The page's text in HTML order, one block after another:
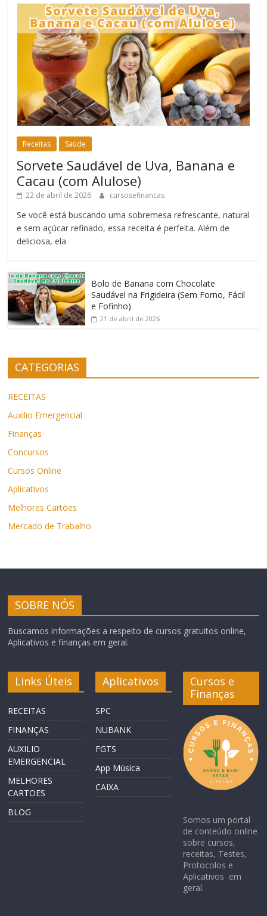
Receitas Saúde
Sorvete Saudável de Uva, Banana e
Cacau (com Alulose)
22 de abril de 2026 cursosefinancas
Se você está buscando uma sobremesa refrescante, natural
e sem açúcar refinado, essa receita é perfeita. Além de
deliciosa, ela
Bolo de Banana com Chocolate
Saudável na Frigideira (Sem Forno, Fácil
e Fofinho)
21 de abril de 2026
CATEGORIAS
RECEITAS
Auxilio Emergencial
Finanças
Concursos
Cursos Online
Aplicativos
Melhores Cartões
Mercado de Trabalho
SOBRE NÓS
Buscamos informações a respeito de cursos gratuitos online,
Aplicativos e finanças em geral.
Links Úteis
RECEITAS
FINANÇAS
AUXILIO
EMERGENCIAL
MELHORES
CARTOES
BLOG
Aplicativos
SPC
NUBANK
FGTS
App Música
CAIXA
Cursos e
Finanças
Somos um portal
de conteúdo online
sobre cursos,
receitas, Testes,
Protocolos e
Aplicativos em
geral.